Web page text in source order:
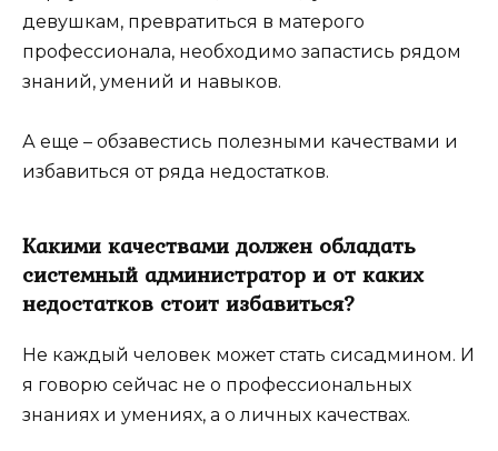
девушкам, превратиться в матерого
профессионала, необходимо запастись рядом
знаний, умений и навыков.
А еще – обзавестись полезными качествами и
избавиться от ряда недостатков.
Какими качествами должен обладать
системный администратор и от каких
недостатков стоит избавиться?
Не каждый человек может стать сисадмином. И
я говорю сейчас не о профессиональных
знаниях и умениях, а о личных качествах.